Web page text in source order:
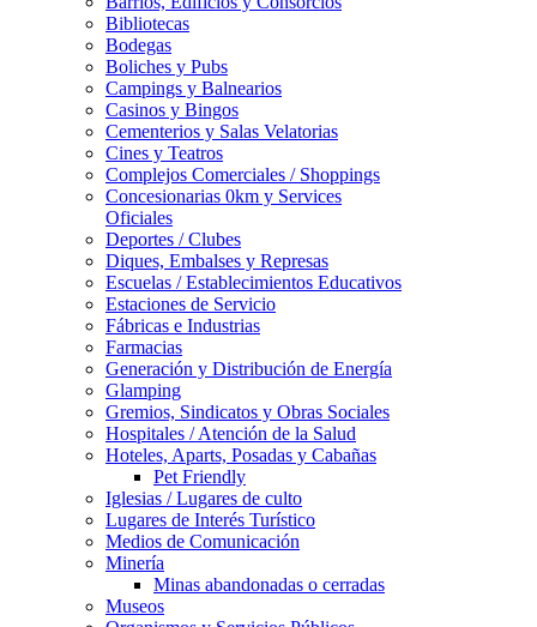
Bibliotecas
Bodegas
Boliches y Pubs
Campings y Balnearios
Casinos y Bingos
Cementerios y Salas Velatorias
Cines y Teatros
Complejos Comerciales / Shoppings
Concesionarias 0km y Services
Oficiales
Deportes / Clubes
Diques, Embalses y Represas
Escuelas / Establecimientos Educativos
Estaciones de Servicio
Fábricas e Industrias
Farmacias
Generación y Distribución de Energía
Glamping
Gremios, Sindicatos y Obras Sociales
Hospitales / Atención de la Salud
Hoteles, Aparts, Posadas y Cabañas
Pet Friendly
Iglesias / Lugares de culto
Lugares de Interés Turístico
Medios de Comunicación
Minería
Minas abandonadas o cerradas
Museos